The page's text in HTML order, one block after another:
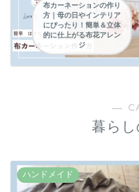
布カーネーションの作り
方｜母の日やインテリア
にぴったり！簡単＆立体
的に仕上がる布花アレン
ジ
―
暮ら
ハンドメイド